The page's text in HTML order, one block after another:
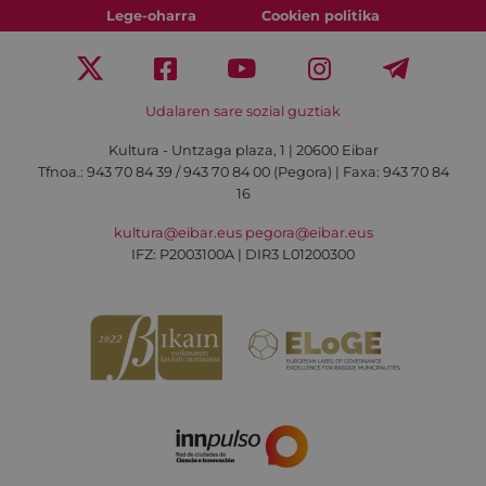
Lege-oharra
Cookien politika
Udalaren sare sozial guztiak
Kultura - Untzaga plaza, 1 | 20600 Eibar
Tfnoa.: 943 70 84 39 / 943 70 84 00 (Pegora) | Faxa: 943 70 84
16
kultura@eibar.eus pegora@eibar.eus
IFZ: P2003100A | DIR3 L01200300